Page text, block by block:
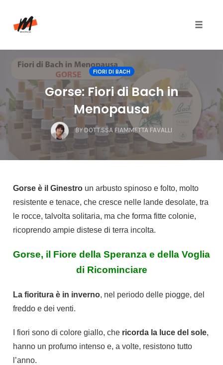
content
FIORI DI BACH
Gorse: Fiori di Bach in
Menopausa
BY DOTT.SSA FIAMMETTA FAVALLI
Gorse è il Ginestro un arbusto spinoso e folto, molto
resistente e tenace, che cresce nelle lande desolate, tra
le rocce, talvolta solitaria, ma che forma fitte colonie,
ricoprendo ampie distese di terra incolta.
Gorse, il Fiore della Speranza e della Voglia
di Ricominciare
La fioritura è in inverno, nel periodo delle piogge, del
freddo e dei venti.
I fiori sono di colore giallo, che ricorda la luce del sole,
hanno un profumo intenso e, a volte, resistono tutto
l’anno.